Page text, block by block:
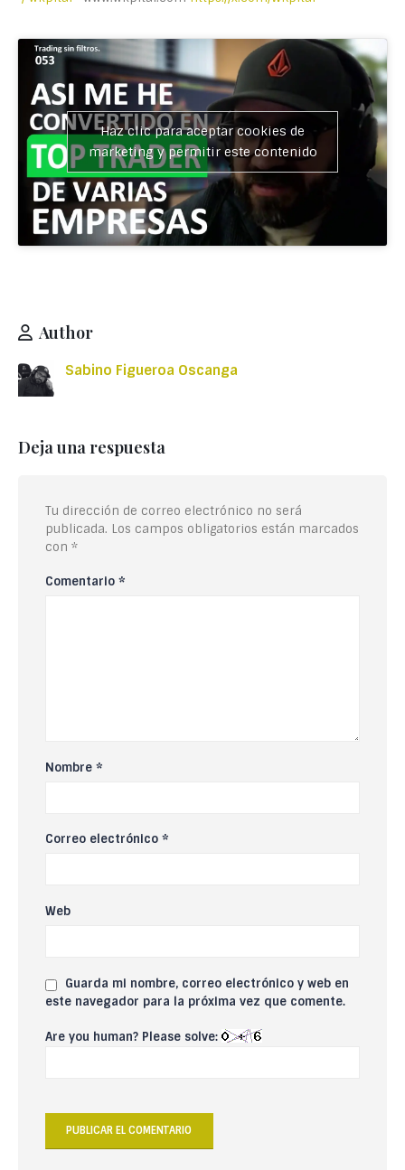
Haz clic para aceptar cookies de
marketing y permitir este contenido
Author
Sabino Figueroa Oscanga
Deja una respuesta
Tu dirección de correo electrónico no será
publicada. Los campos obligatorios están marcados
con *
Comentario *
Nombre *
Correo electrónico *
Web
Guarda mi nombre, correo electrónico y web en
este navegador para la próxima vez que comente.
Are you human? Please solve: